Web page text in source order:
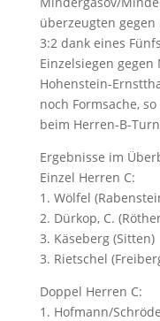
überzeugten
3:2 dank eines
Einzelsiegen gegen
Hohenstein-
noch Formsache,
beim Herren-B-
Ergebnisse im
Einzel Herren C:
1. Wölfel
2. Dürkop, C.
3. Käseberg (Sitten)
3. Rietschel
Doppel Herren C:
1. Hofmann/